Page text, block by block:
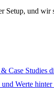
Setup, und wir
Case Studies
Werte